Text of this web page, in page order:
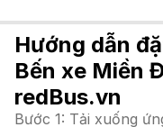
Hướng dẫn
Bến xe Miền
redBus.vn
Bước 1: Tải xuống